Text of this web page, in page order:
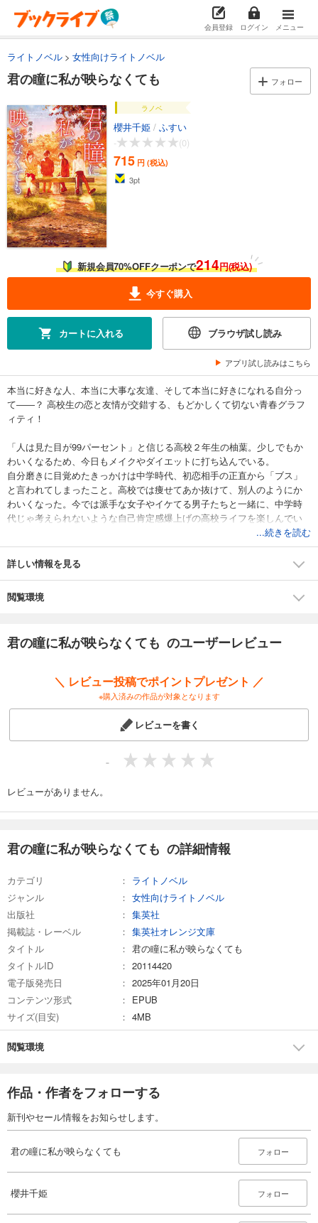
会員登録 ログイン メニュー
ライトノベル 女性向けライトノベル
君の瞳に私が映らなくても フォロー
ラノベ
櫻井千姫 / ふすい
-
(0)
715 円 (税込)
3pt
新規会員70%OFFクーポンで214円(税込)
今すぐ購入
カートに入れる ブラウザ試し読み
アプリ試し読みはこちら
本当に好きな人、本当に大事な友達、そして本当に好きになれる自分っ
て――？ 高校生の恋と友情が交錯する、もどかしくて切ない青春グラフ
ィティ！
「人は見た目が99パーセント」と信じる高校２年生の柚葉。少しでもか
わいくなるため、今日もメイクやダイエットに打ち込んでいる。
自分磨きに目覚めたきっかけは中学時代、初恋相手の正直から「ブス」
と言われてしまったこと。高校では痩せてあか抜けて、別人のようにか
わいくなった。今では派手な女子やイケてる男子たちと一緒に、中学時
代じゃ考えられないような自己肯定感爆上げの高校ライフを楽しんでい
そんな夏休み明けのある日、真面目系のイケメン転校生・純晴くんが柚
葉のクラスにやって来た。一目惚れした柚葉が思いついたのは、純晴く
戻したりして「清純派アピール」をしてみるけれど、なかなか振り向い
てもらえない。どうやら彼は、柚葉の地味な幼馴染・つぐみに想いを寄
...続きを読む
詳しい情報を見る
閲覧環境
君の瞳に私が映らなくても のユーザーレビュー
＼ レビュー投稿でポイントプレゼント ／
※購入済みの作品が対象となります
レビューを書く
-
レビューがありません。
君の瞳に私が映らなくても の詳細情報
カテゴリ
ライトノベル
ジャンル
女性向けライトノベル
出版社
集英社
掲載誌・レーベル
集英社オレンジ文庫
タイトル
君の瞳に私が映らなくても
タイトルID
20114420
電子版発売日
2025年01月20日
コンテンツ形式
EPUB
サイズ(目安)
4MB
閲覧環境
作品・作者をフォローする
新刊やセール情報をお知らせします。
君の瞳に私が映らなくても フォロー
櫻井千姫 フォロー